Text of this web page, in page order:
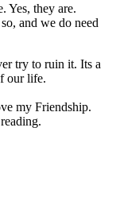
Yes, they are.
and we do need
try to ruin it. Its a
our life.
my Friendship.